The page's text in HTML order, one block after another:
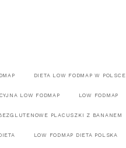
DIETA LOW FODMAP W POLSCE
LOW FODMAP LOW FODMAP
PLACUSZKI Z BANANEM
LOW FODMAP DIETA POLSKA